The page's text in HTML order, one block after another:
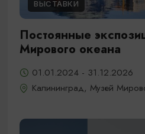
ВЫСТАВКИ
Постоянные
Мирового океана
01.01.2024 - 31.12.2026
Калининград, Музей